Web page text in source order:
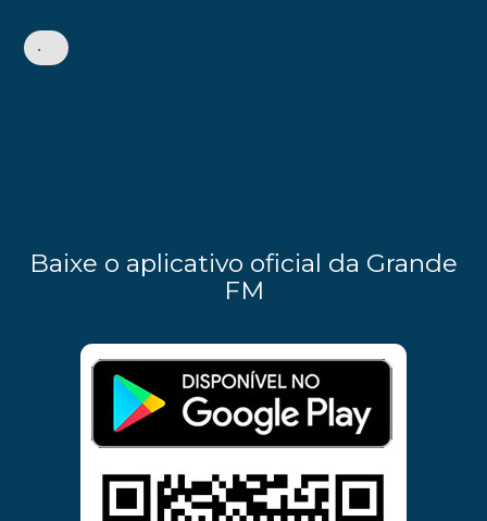
•
Baixe o aplicativo oficial da Grande
FM